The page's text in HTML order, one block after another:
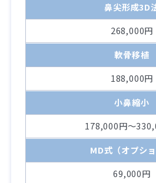
鼻尖形成3D
268,000円
軟骨移植
188,000円
小鼻縮小
178,000円～
MD式（オプショ
69,000円